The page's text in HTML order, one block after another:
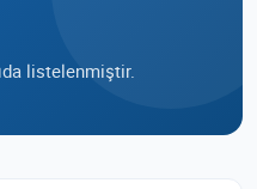
listelenmiştir.